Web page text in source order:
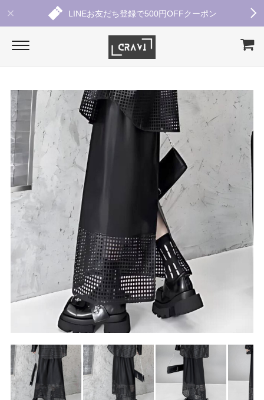
LINEお友だち登録で500円OFFクーポン